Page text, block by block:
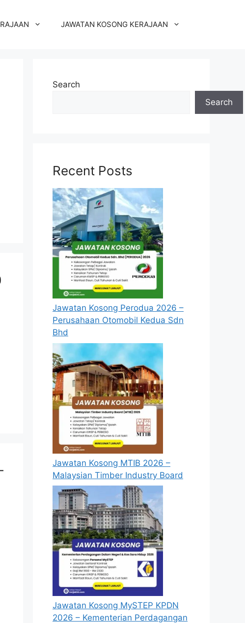
JAWATAN KOSONG KERAJAAN
Search
Search
Recent Posts
Jawatan Kosong Perodua 2026 –
Perusahaan Otomobil Kedua Sdn
Bhd
Jawatan Kosong MTIB 2026 –
Malaysian Timber Industry Board
Jawatan Kosong MySTEP KPDN
2026 – Kementerian Perdagangan